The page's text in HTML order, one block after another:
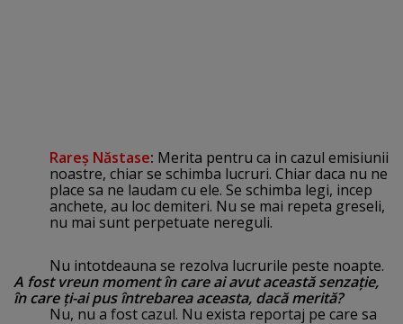
Rareş Năstase: Merita pentru ca in cazul emisiunii
noastre, chiar se schimba lucruri. Chiar daca nu ne
place sa ne laudam cu ele. Se schimba legi, incep
anchete, au loc demiteri. Nu se mai repeta greseli,
nu mai sunt perpetuate nereguli.
Nu intotdeauna se rezolva lucrurile peste noapte.
A fost vreun moment în care ai avut această senzaţie,
în care ţi-ai pus întrebarea aceasta, dacă merită?
Nu, nu a fost cazul. Nu exista reportaj pe care sa